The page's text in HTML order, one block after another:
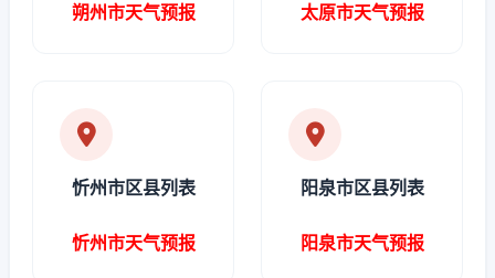
朔州市天气预报 太原市天气预报
忻州市区县列表
忻州市天气预报
阳泉市区县列表
阳泉市天气预报